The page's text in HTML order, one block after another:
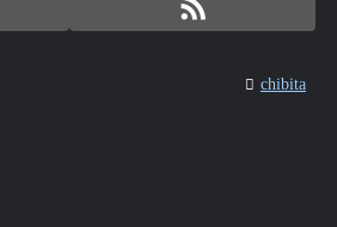
chibita